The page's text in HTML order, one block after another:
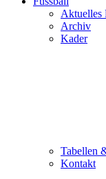
Aktuelles
Archiv
Kader
Tabellen
Kontakt